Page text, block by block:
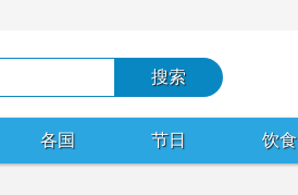
各国 节日 饮食